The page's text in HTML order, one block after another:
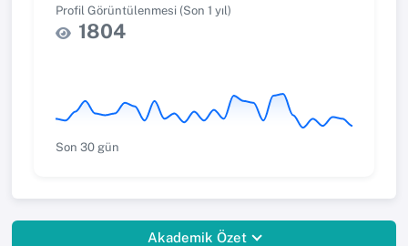
Profil Görüntülenmesi (Son 1 yıl)
1804
Son 30 gün
Akademik Özet